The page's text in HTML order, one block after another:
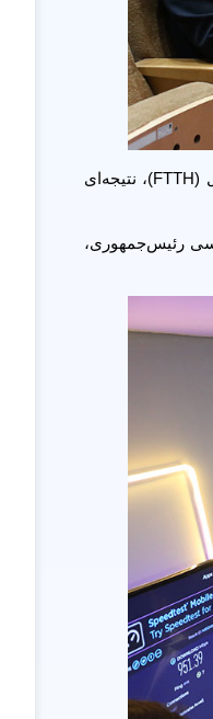
وزیر ارتباطات در جریان این بازدید، با انجام تست سرعت سرویس جدید اینترنت پرسرعت ثابت مبتنی بر فیبر نوری ایرانسل (FTTH)، نتیجه‌ای
دکتر سید ابراهیم رئیسی رئیس‌جمهوری،